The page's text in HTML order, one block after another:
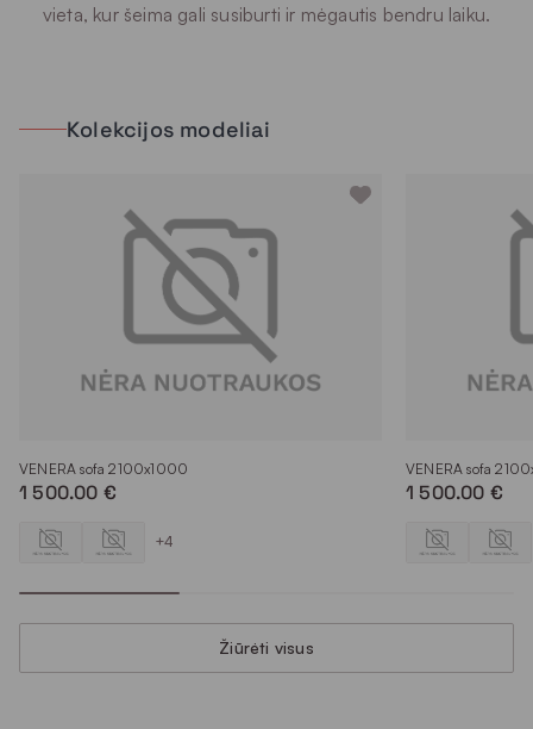
vieta, kur šeima gali susiburti ir mėgautis bendru laiku.
Kolekcijos modeliai
VENERA sofa 2100x1000
1 500.00 €
+4
VENERA sofa
1 500.00 €
Žiūrėti visus